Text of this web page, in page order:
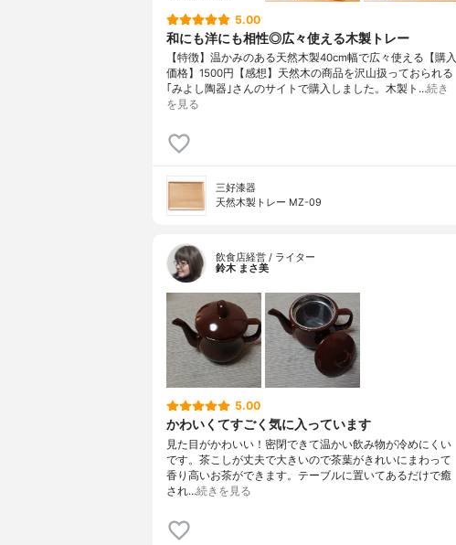
5.00
和にも洋にも相性◎広々使える木製トレー
【特徴】温かみのある天然木製40cm幅で広々使える【購入
価格】1500円【感想】天然木の商品を沢山扱っておられる
｢みよし陶器｣さんのサイトで購入しました。木製ト…続き
を見る
三好漆器
天然木製トレー MZ-09
飲食店経営 / ライター
鈴木 まさ美
5.00
かわいくてすごく気に入っています
見た目がかわいい！密閉できて温かい飲み物が冷めにくい
です。茶こしが丈夫で大きいので茶葉がきれいにまわって
香り高いお茶ができます。テーブルに置いてあるだけで癒
され…続きを見る